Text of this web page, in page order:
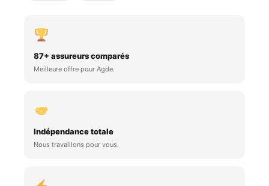
87+ assureurs comparés
Meilleure offre pour Agde.
Indépendance totale
Nous travaillons pour vous.